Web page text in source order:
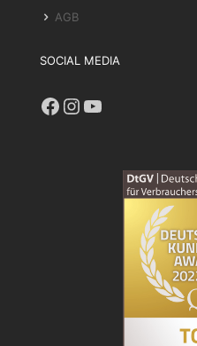
AGB
SOCIAL MEDIA
Facebook
Instagram
YouTube